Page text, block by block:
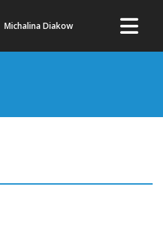
Michalina Diakow